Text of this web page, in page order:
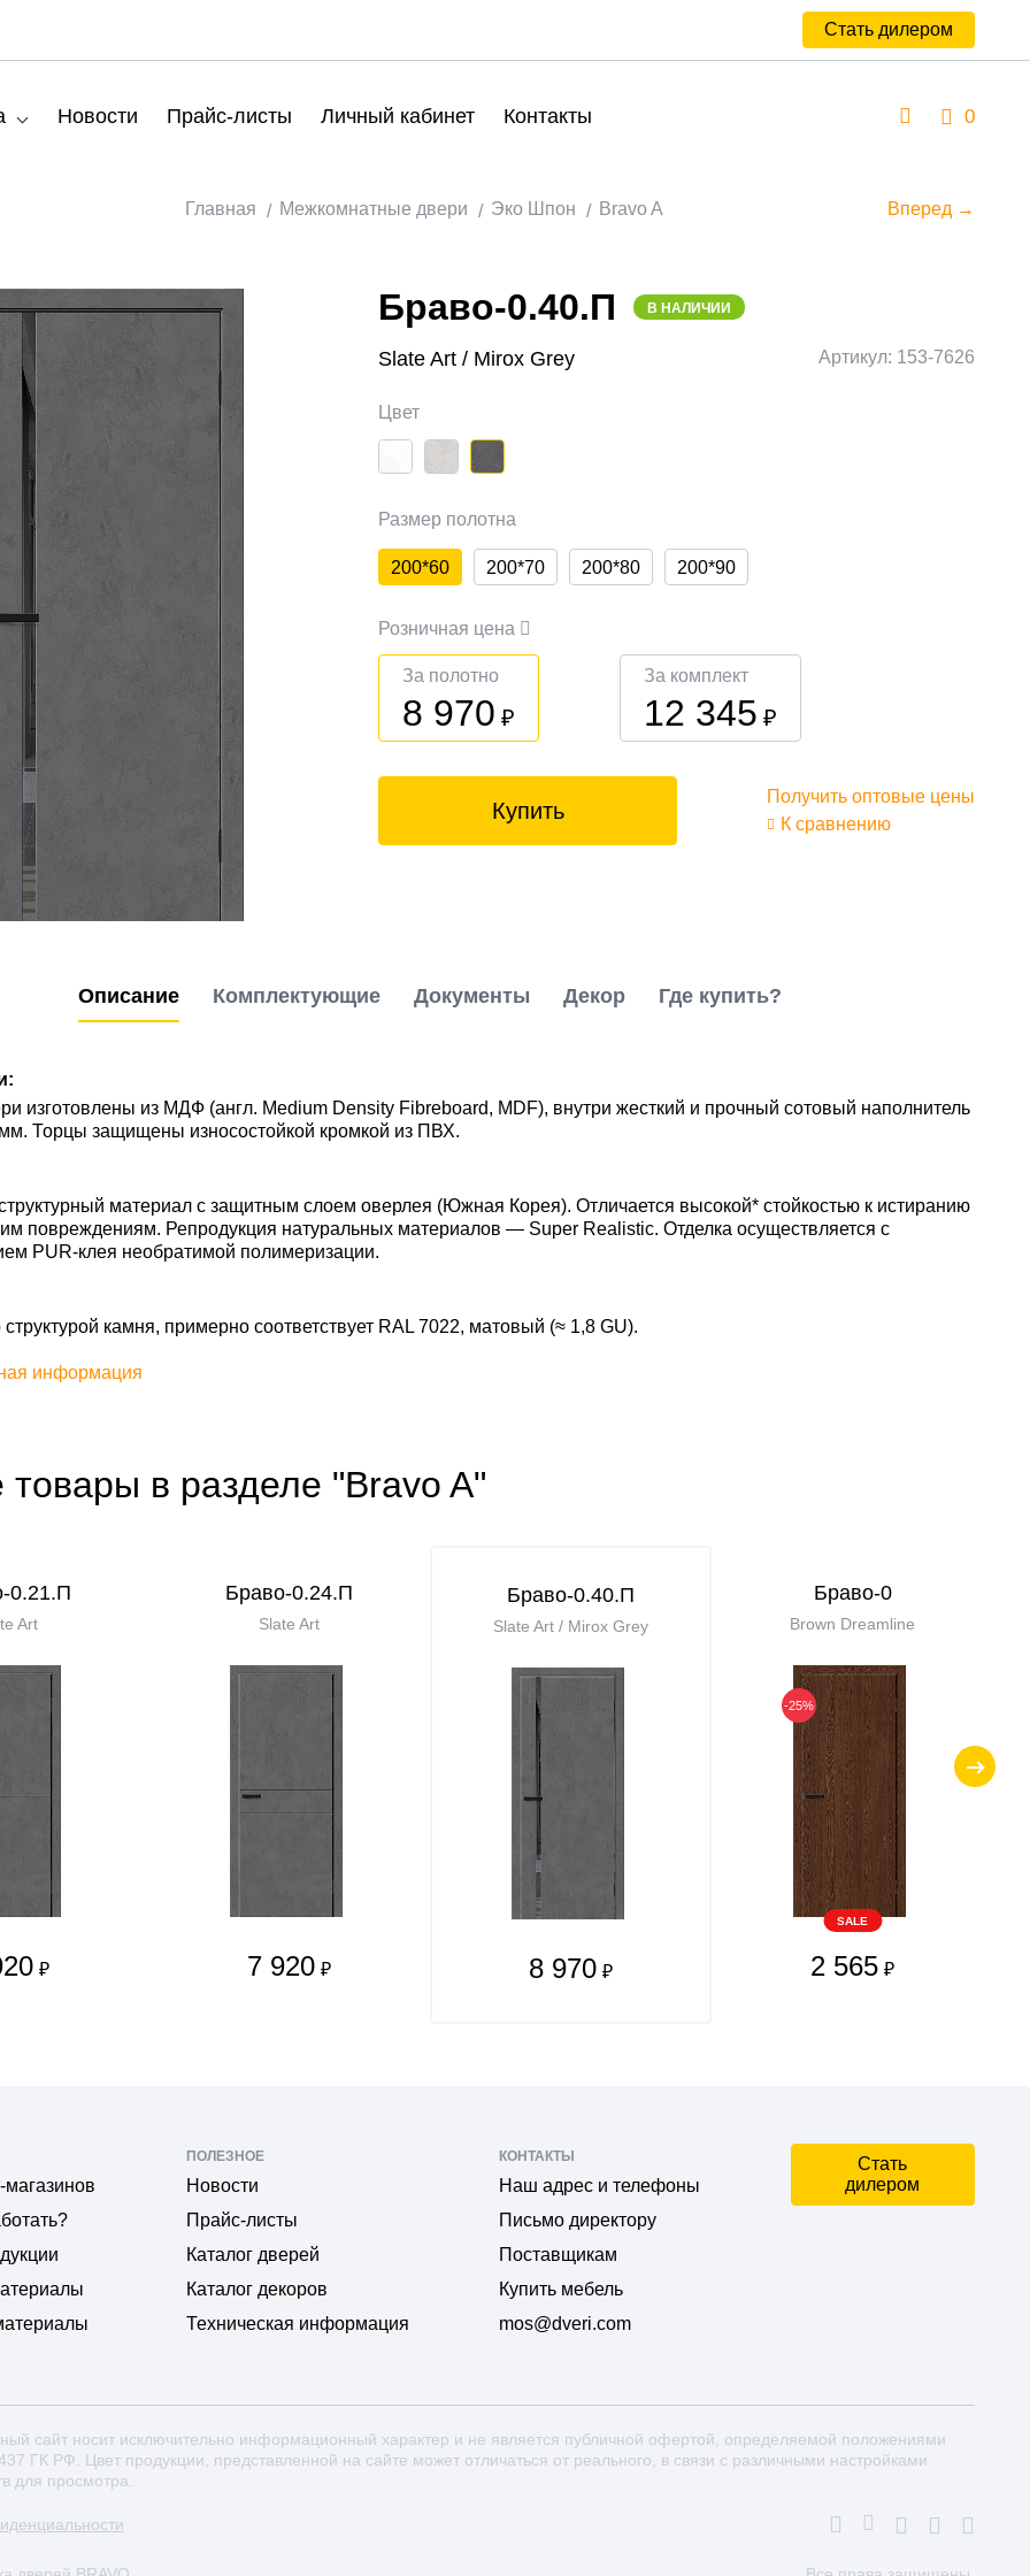
Стать дилером
Новости Прайс-листы Личный кабинет Контакты 0
Главная Межкомнатные двери Эко Шпон Bravo A Вперед →
Браво-0.40.П В НАЛИЧИИ
Slate Art / Mirox Grey Артикул: 153-7626
Цвет
Размер полотна
200*60 200*70 200*80 200*90
Розничная цена
За полотно
8 970 ₽
За комплект
12 345 ₽
Купить
Получить оптовые цены
К сравнению
Описание Комплектующие Документы Декор Где купить?
изготовлены из МДФ (англ. Medium Density Fibreboard, MDF), внутри жесткий и прочный сотовый наполнитель
Торцы защищены износостойкой кромкой из ПВХ.
материал с защитным слоем оверлея (Южная Корея). Отличается высокой* стойкостью к истиранию
повреждениям. Репродукция натуральных материалов — Super Realistic. Отделка осуществляется с
PUR-клея необратимой полимеризации.
камня, примерно соответствует RAL 7022, матовый (≈ 1,8 GU).
информация
товары в разделе "Bravo A"
0.21.П
Art
₽
Браво-0.24.П
Slate Art
7 920 ₽
Браво-0.40.П
Slate Art / Mirox Grey
8 970 ₽
Браво-0
Brown Dreamline
-25%
SALE
2 565 ₽
магазинов
ПОЛЕЗНОЕ
Новости
Прайс-листы
Каталог дверей
Каталог декоров
Техническая информация
КОНТАКТЫ
Наш адрес и телефоны
Письмо директору
Поставщикам
Купить мебель
mos@dveri.com
Стать
дилером
сайт носит исключительно информационный характер и не является публичной офертой, определяемой положениями
ГК РФ. Цвет продукции, представленной на сайте может отличаться от реального, в связи с различными настройками
для просмотра.